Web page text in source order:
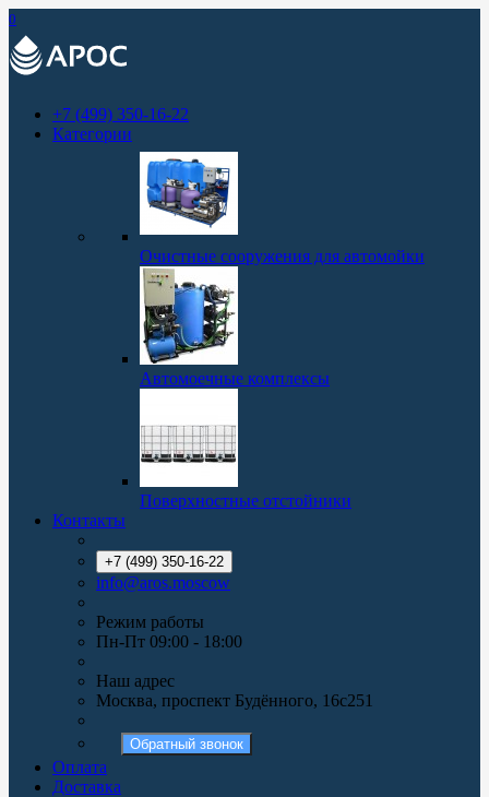
0
+7 (499) 350-16-22
Категории
Очистные сооружения для автомойки
Автомоечные комплексы
Поверхностные отстойники
Контакты
+7 (499) 350-16-22
info@aros.moscow
Режим работы
Пн-Пт 09:00 - 18:00
Наш адрес
Москва, проспект Будённого, 16с251
Обратный звонок
Оплата
Доставка